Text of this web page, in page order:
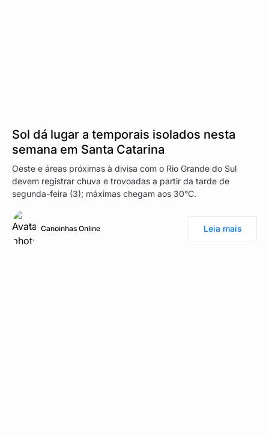
Sol dá lugar a temporais isolados nesta
semana em Santa Catarina
Oeste e áreas próximas à divisa com o Rio Grande do Sul
devem registrar chuva e trovoadas a partir da tarde de
segunda-feira (3); máximas chegam aos 30°C.
Canoinhas Online Leia mais